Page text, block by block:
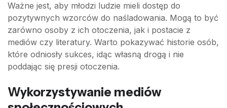
Ważne jest, aby młodzi ludzie mieli dostęp do
pozytywnych wzorców do naśladowania. Mogą to być
zarówno osoby z ich otoczenia, jak i postacie z
mediów czy literatury. Warto pokazywać historie osób,
które odniosły sukces, idąc własną drogą i nie
poddając się presji otoczenia.
Wykorzystywanie mediów